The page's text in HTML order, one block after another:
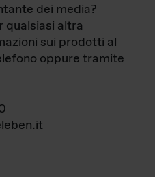
dei media?
altra
sui prodotti al
oppure tramite